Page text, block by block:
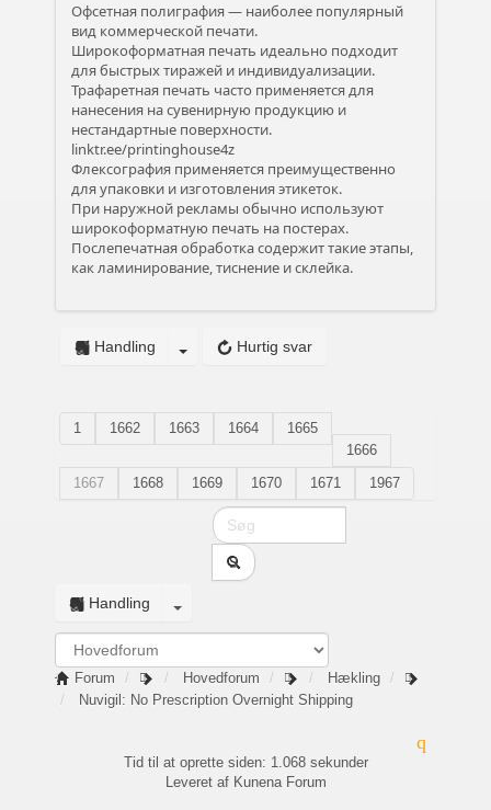
Офсетная полиграфия — наиболее популярный
вид коммерческой печати.
Широкоформатная печать идеально подходит
для быстрых тиражей и индивидуализации.
Трафаретная печать часто применяется для
нанесения на сувенирную продукцию и
нестандартные поверхности.
linktr.ee/printinghouse4z
Флексография применяется преимущественно
для упаковки и изготовления этикеток.
При наружной рекламы обычно используют
широкоформатную печать на постерах.
Послепечатная обработка содержит такие этапы,
как ламинирование, тиснение и склейка.
Hurtig svar
Handling
1 1662 1663 1664
1665
1666
1667
1668 1669 1670 1671 1967
Handling
Forum Hovedforum
Hækling
Nuvigil: No Prescription Overnight Shipping
Tid til at oprette siden: 1.068 sekunder
Leveret af Kunena Forum